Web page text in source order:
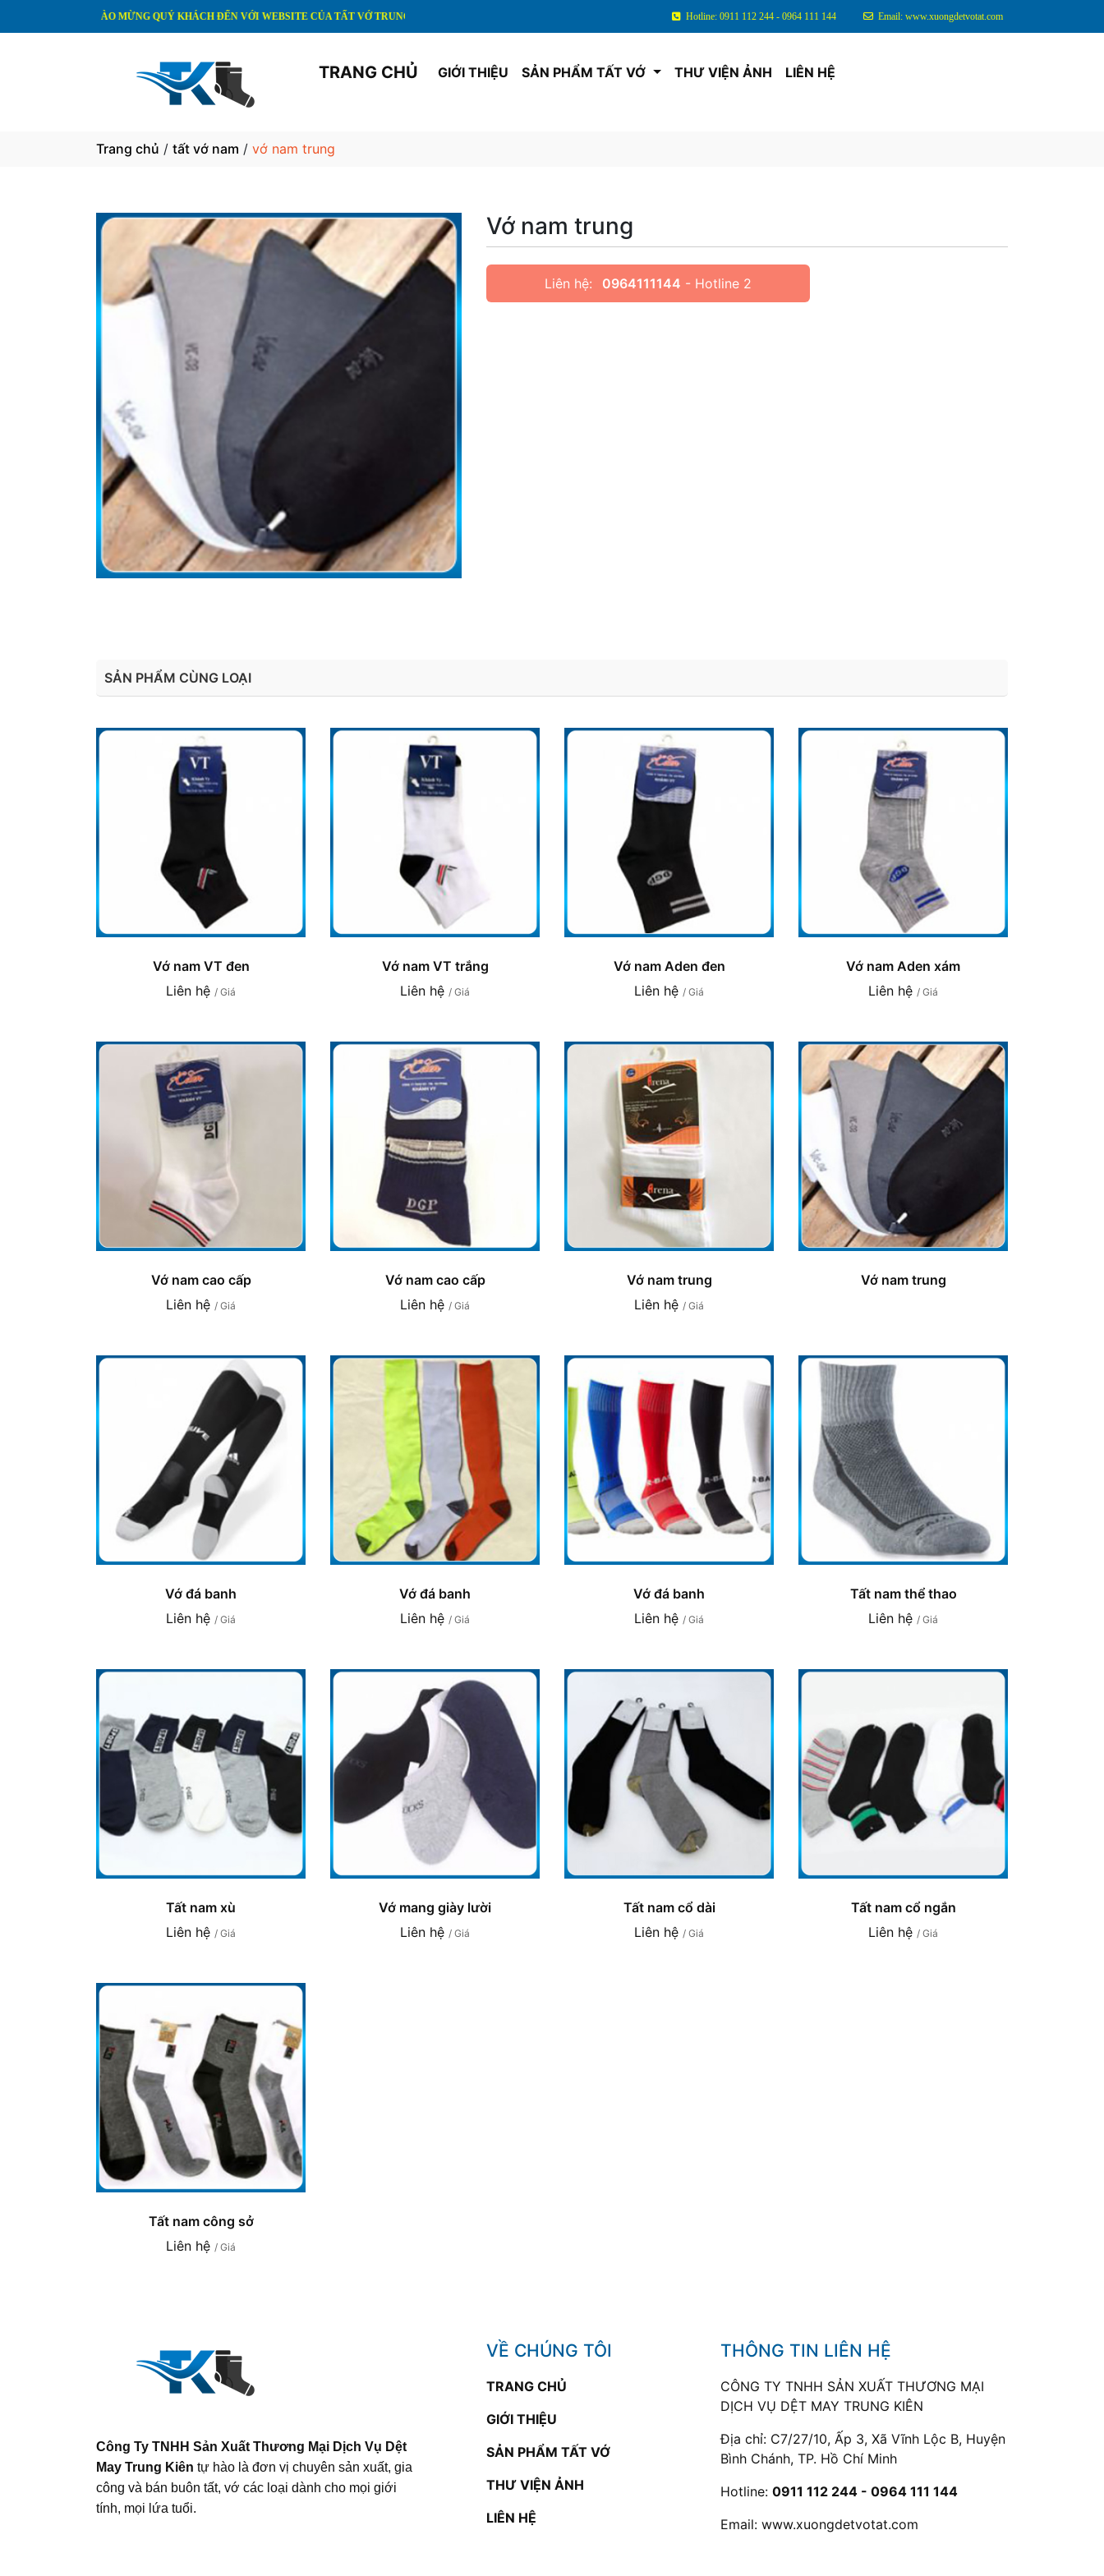
CHÀO MỪNG QUÝ KHÁCH ĐẾN VỚI WEBSITE CỦA TẤT VỚ TRUNG KIÊN Hotline: 0911 112 244 - 0964 111 144 Email: www.xuongdetvotat.com
TRANG CHỦ GIỚI THIỆU SẢN PHẨM TẤT VỚ THƯ VIỆN ẢNH LIÊN HỆ
Trang chủ / tất vớ nam / vớ nam trung
Vớ nam trung
Liên hệ: 0964111144 - Hotline 2
SẢN PHẨM CÙNG LOẠI
Vớ nam VT đen
Liên hệ / Giá
Vớ nam VT trắng
Liên hệ / Giá
Vớ nam Aden đen
Liên hệ / Giá
Vớ nam Aden xám
Liên hệ / Giá
Vớ nam cao cấp
Liên hệ / Giá
Vớ nam cao cấp
Liên hệ / Giá
Vớ nam trung
Liên hệ / Giá
Vớ nam trung
Vớ đá banh
Liên hệ / Giá
Vớ đá banh
Liên hệ / Giá
Vớ đá banh
Liên hệ / Giá
Tất nam thể thao
Liên hệ / Giá
Tất nam xù
Liên hệ / Giá
Vớ mang giày lười
Liên hệ / Giá
Tất nam cổ dài
Liên hệ / Giá
Tất nam cổ ngắn
Liên hệ / Giá
Tất nam công sở
Liên hệ / Giá
Công Ty TNHH Sản Xuất Thương Mại Dịch Vụ Dệt
May Trung Kiên tự hào là đơn vị chuyên sản xuất, gia
công và bán buôn tất, vớ các loại dành cho mọi giới
tính, mọi lứa tuổi.
VỀ CHÚNG TÔI
TRANG CHỦ
GIỚI THIỆU
SẢN PHẨM TẤT VỚ
THƯ VIỆN ẢNH
LIÊN HỆ
THÔNG TIN LIÊN HỆ
CÔNG TY TNHH SẢN XUẤT THƯƠNG MẠI
DỊCH VỤ DỆT MAY TRUNG KIÊN
Địa chỉ: C7/27/10, Ấp 3, Xã Vĩnh Lộc B, Huyện
Bình Chánh, TP. Hồ Chí Minh
Hotline: 0911 112 244 - 0964 111 144
Email: www.xuongdetvotat.com